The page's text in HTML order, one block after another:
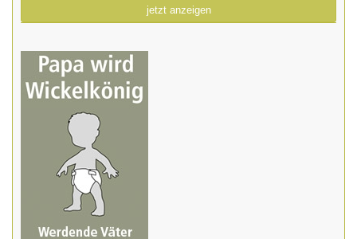
jetzt anzeigen